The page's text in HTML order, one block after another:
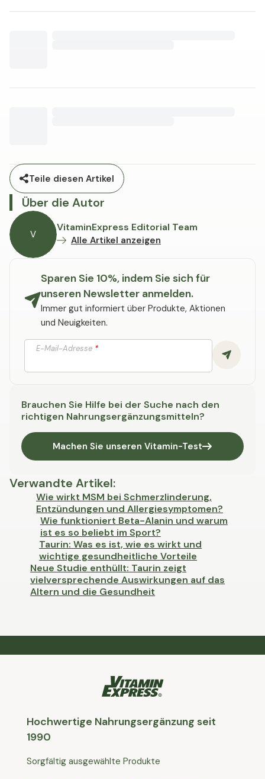
Teile diesen Artikel
Über die Autor
V
VitaminExpress Editorial Team
Alle Artikel anzeigen
Sparen Sie 10%, indem Sie sich für
unseren Newsletter anmelden.
Immer gut informiert über Produkte, Aktionen
und Neuigkeiten.
E-Mail-Adresse *
Brauchen Sie Hilfe bei der Suche nach den
richtigen Nahrungsergänzungsmitteln?
Machen Sie unseren Vitamin-Test
Verwandte Artikel:
Wie wirkt MSM bei Schmerzlinderung,
Entzündungen und Allergiesymptomen?
Wie funktioniert Beta-Alanin und warum
ist es so beliebt im Sport?
Taurin: Was es ist, wie es wirkt und
wichtige gesundheitliche Vorteile
Neue Studie enthüllt: Taurin zeigt
vielversprechende Auswirkungen auf das
Altern und die Gesundheit
Hochwertige Nahrungsergänzung seit
1990
Sorgfältig ausgewählte Produkte